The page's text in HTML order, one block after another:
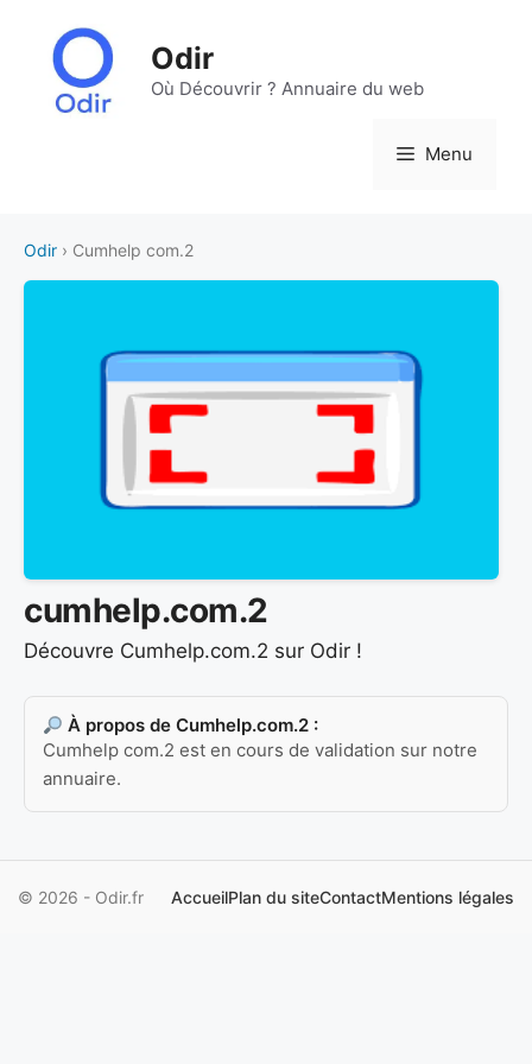
contenu
Odir
Où Découvrir ? Annuaire du web
Menu
Odir › Cumhelp com.2
cumhelp.com.2
Découvre Cumhelp.com.2 sur Odir !
À propos de Cumhelp.com.2 :
Cumhelp com.2 est en cours de validation sur notre
annuaire.
© 2026 - Odir.fr AccueilPlan du siteContactMentions légales